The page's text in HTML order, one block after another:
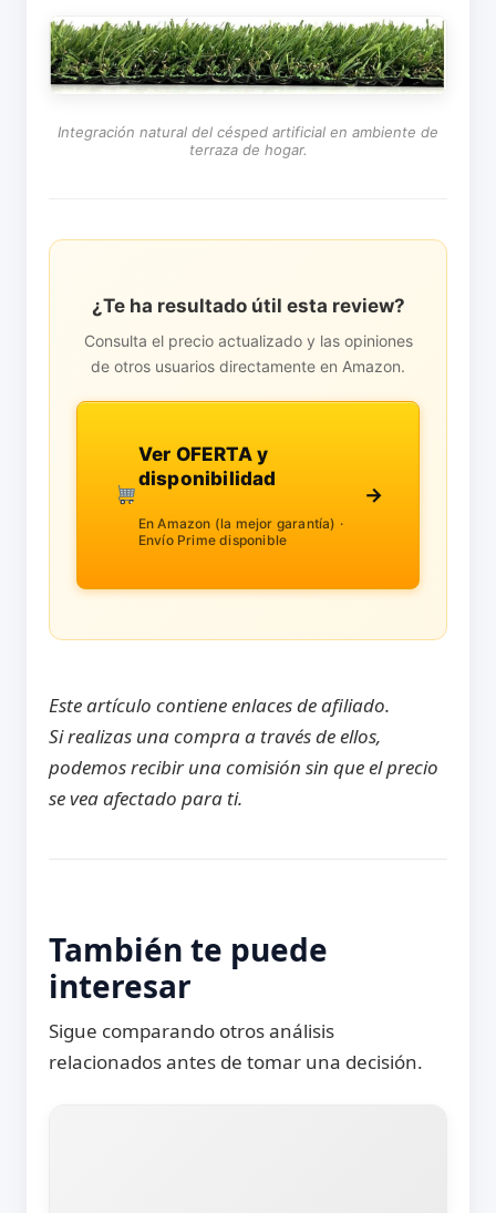
Integración natural del césped artificial en ambiente de
terraza de hogar.
¿Te ha resultado útil esta review?
Consulta el precio actualizado y las opiniones
de otros usuarios directamente en Amazon.
Ver OFERTA y
disponibilidad
En Amazon (la mejor garantía) ·
Envío Prime disponible
→
Este artículo contiene enlaces de afiliado.
Si realizas una compra a través de ellos,
podemos recibir una comisión sin que el precio
se vea afectado para ti.
También te puede
interesar
Sigue comparando otros análisis
relacionados antes de tomar una decisión.